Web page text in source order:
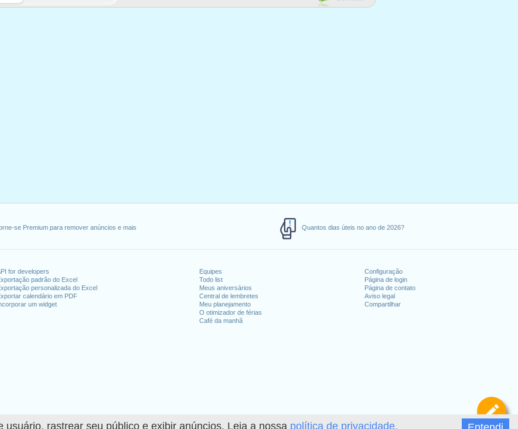
rastrear seu público e exibir anúncios. Leia a nossa política de privacidade.
se Premium para remover anúncios e mais Quantos dias úteis no ano de 2026?
for developers
padrão do Excel
personalizada do Excel
calendário em PDF
um widget
Equipes
Todo list
Meus aniversários
Central de lembretes
Meu planejamento
O otimizador de férias
Café da manhã
Configuração
Página de login
Página de contato
Aviso legal
Compartilhar